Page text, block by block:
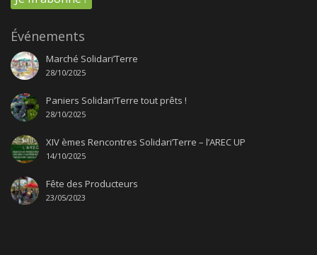
Événements
Marché Solidari’Terre
28/10/2025
Paniers Solidari’Terre tout prêts !
28/10/2025
XIV èmes Rencontres Solidari’Terre – l’AREC UP
14/10/2025
Fête des Producteurs
23/05/2023